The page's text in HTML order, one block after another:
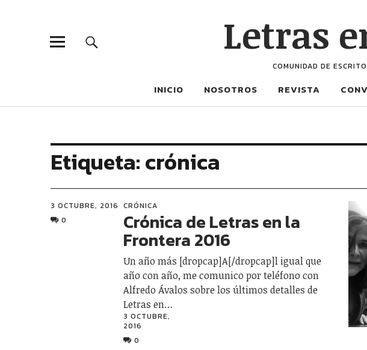
Letras
COMUNIDAD DE
INICIO NOSOTROS REVISTA
Etiqueta:crónica
3 OCTUBRE, 2016
0
CRÓNICA
Crónica de Letras en la
Frontera 2016
Un año más [dropcap]A[/dropcap]l igual que
año con año, me comunico por teléfono con
Alfredo Ávalos sobre los últimos detalles de
Letras en…
3 OCTUBRE,
2016
0